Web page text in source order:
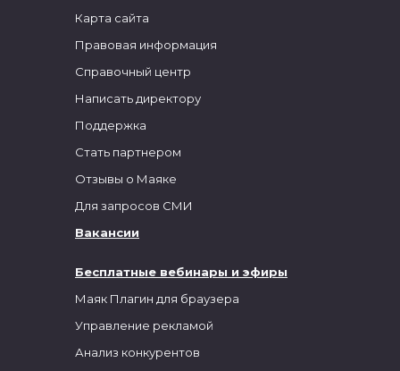
Бесплатные вебинары и эфиры
Маяк Плагин для браузера
Управление рекламой
Анализ конкурентов
Карта сайта
Правовая информация
Справочный центр
Написать директору
Поддержка
Стать партнером
Отзывы о Маяке
Для запросов СМИ
Вакансии